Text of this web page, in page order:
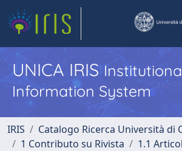
UNICA IRIS
Information System
IRIS
Catalogo Ricerca Università di
1 Contributo su Rivista
1.1